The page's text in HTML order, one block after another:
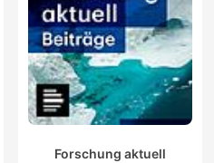
Forschung aktuell